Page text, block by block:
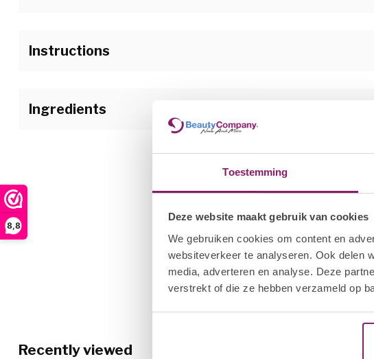
Toestemming
Deze website maakt gebruik van cookies
We gebruiken cookies om content en
websiteverkeer te analyseren. Ook delen
media, adverteren en analyse. Deze
verstrekt of die ze hebben verzameld op
8,8
Instructions
Ingredients
Recently viewed